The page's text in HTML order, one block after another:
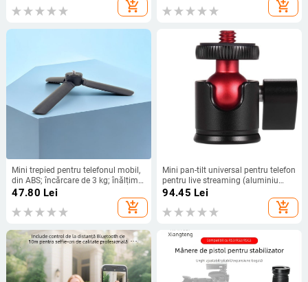
clips pentru telefon
add_shopping_cart add_shopping_cart
Mini trepied pentru telefonul mobil,
din ABS; încărcare de 3 kg; înălțime
de lucru 42 mm; diametrul tubului
47.80 Lei
add_shopping_cart
Mini pan-tilt universal pentru telefon
pentru live streaming (aluminiu
aliaj, 0,05 kg, lansat în 2020)
94.45 Lei
add_shopping_cart